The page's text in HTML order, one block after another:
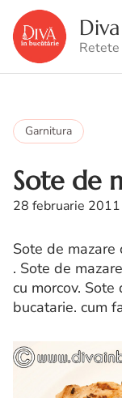
Garnitura
Sote de
28 februarie 2011
Sote de mazare
. Sote de
cu morcov.
bucatarie. cum